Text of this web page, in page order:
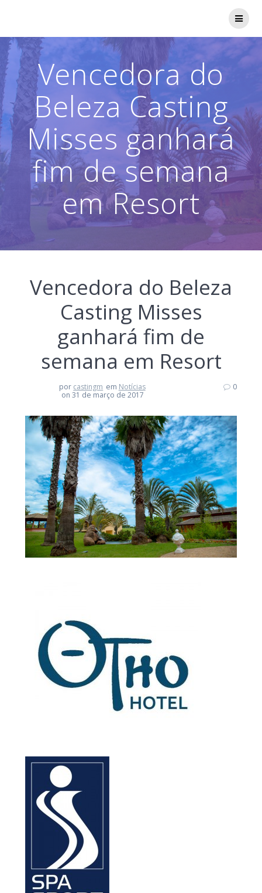
Vencedora do
Beleza Casting
Misses ganhará
fim de semana
em Resort
Vencedora do Beleza
Casting Misses
ganhará fim de
semana em Resort
por castingm em Notícias
on 31 de março de 2017
0